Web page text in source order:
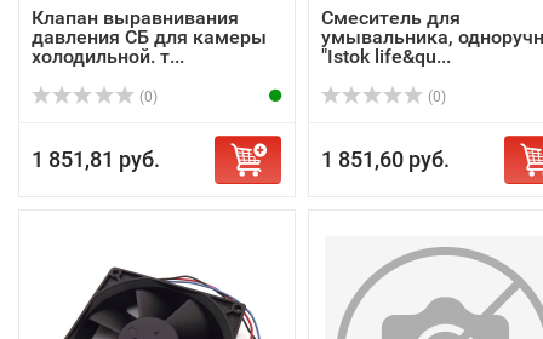
Клапан выравнивания
давления СБ для камеры
холодильной. т...
(0)
1 851,81 руб.
Смеситель для
умывальника,
"Istok life&qu...
(0)
1 851,60 руб.